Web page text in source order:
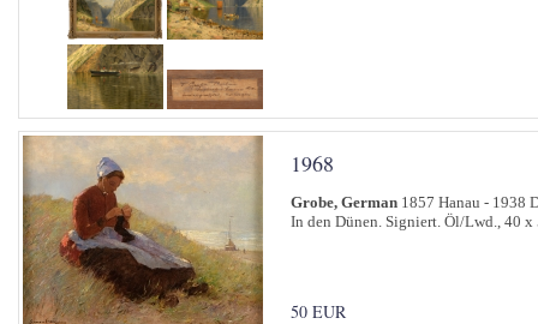
1968
Grobe, German 1857 Hanau - 1938
In den Dünen. Signiert. Öl/Lwd., 40 x
50 EUR